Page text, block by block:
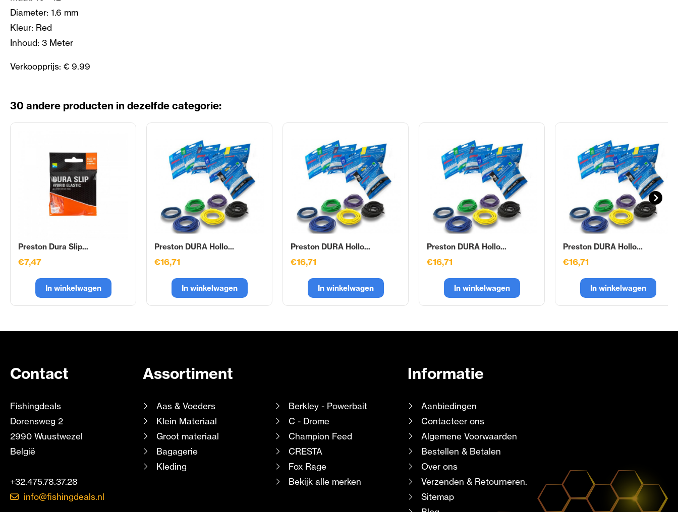
Diameter: 1.6 mm
Kleur: Red
Inhoud: 3 Meter
Verkoopprijs: € 9.99
30 andere producten in dezelfde categorie:
Preston Dura Slip...
€7,47
In winkelwagen
Preston DURA Hollo...
€16,71
In winkelwagen
Preston DURA Hollo...
€16,71
In winkelwagen
Preston DURA Hollo...
€16,71
In winkelwagen
Preston DURA Hollo...
€16,71
In winkelwagen
Contact
Fishingdeals
Dorensweg 2
2990 Wuustwezel
België
+32.475.78.37.28
info@fishingdeals.nl
Assortiment
Aas & Voeders
Klein Materiaal
Groot materiaal
Bagagerie
Kleding
Berkley - Powerbait
C - Drome
Champion Feed
CRESTA
Fox Rage
Bekijk alle merken
Informatie
Aanbiedingen
Contacteer ons
Algemene Voorwaarden
Bestellen & Betalen
Over ons
Verzenden & Retourneren.
Sitemap